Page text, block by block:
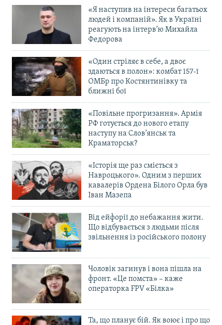
«Я наступив на інтереси багатьох
людей і компаній». Як в Україні
реагують на інтерв’ю Михайла
Федорова
«Один стріляє в себе, а двоє
здаються в полон»: комбат 157-ї
ОМБр про Костянтинівку та
ближні бої
«Повільне прогризання». Армія
РФ готується до нового етапу
наступу на Слов’янськ та
Краматорськ?
«Історія ще раз сміється з
Навроцького». Одним з перших
кавалерів Ордена Білого Орла був
Іван Мазепа
Від ейфорії до небажання жити.
Що відбувається з людьми після
звільнення із російського полону
Чоловік загинув і вона пішла на
фронт. «Це помста» – каже
операторка FPV «Білка»
Та, що планує бій. Як воює і про що